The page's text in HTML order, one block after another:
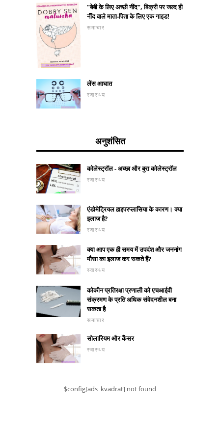
"बेबी के लिए अच्छी नींद", बिक्री पर जल्द ही
नींद वाले माता-पिता के लिए एक गाइड!
समाचार
लेंस आघात
स्वास्थ्य
अनुशंसित
कोलेस्ट्रॉल - अच्छा और बुरा कोलेस्ट्रॉल
स्वास्थ्य
एंडोमेट्रियल हाइपरप्लासिया के कारण। क्या
इलाज है?
स्वास्थ्य
क्या आप एक ही समय में उपदंश और जननांग
मौसा का इलाज कर सकते हैं?
स्वास्थ्य
कोकीन प्रतिरक्षा प्रणाली को एचआईवी
संक्रमण के प्रति अधिक संवेदनशील बना
सकता है
समाचार
सोलारियम और कैंसर
स्वास्थ्य
$config[ads_kvadrat] not found